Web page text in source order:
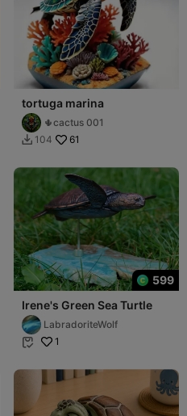
tortuga marina
🌵cactus 001
 104 61
599
Irene's Green Sea Turtle
LabradoriteWolf
 1